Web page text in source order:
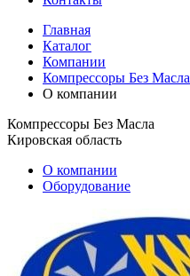
Главная
Каталог
Компании
Компрессоры Без Масла
О компании
Компрессоры Без Масла
Кировская область
О компании
Оборудование